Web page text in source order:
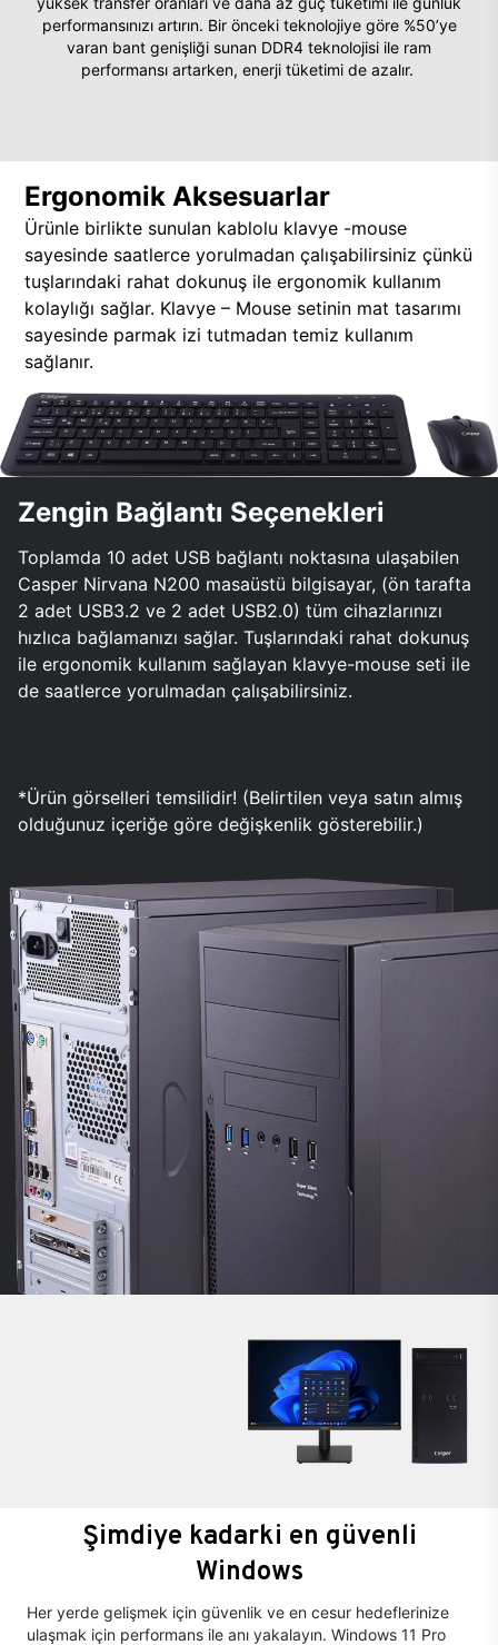
performansınızı artırın. Bir önceki teknolojiye göre %50’ye
varan bant genişliği sunan DDR4 teknolojisi ile ram
performansı artarken, enerji tüketimi de azalır.
Ergonomik Aksesuarlar
Ürünle birlikte sunulan kablolu klavye -mouse
sayesinde saatlerce yorulmadan çalışabilirsiniz çünkü
tuşlarındaki rahat dokunuş ile ergonomik kullanım
kolaylığı sağlar. Klavye – Mouse setinin mat tasarımı
sayesinde parmak izi tutmadan temiz kullanım
sağlanır.
Zengin Bağlantı Seçenekleri
Toplamda 10 adet USB bağlantı noktasına ulaşabilen
Casper Nirvana N200 masaüstü bilgisayar, (ön tarafta
2 adet USB3.2 ve 2 adet USB2.0) tüm cihazlarınızı
hızlıca bağlamanızı sağlar. Tuşlarındaki rahat dokunuş
ile ergonomik kullanım sağlayan klavye-mouse seti ile
de saatlerce yorulmadan çalışabilirsiniz.
*Ürün görselleri temsilidir! (Belirtilen veya satın almış
olduğunuz içeriğe göre değişkenlik gösterebilir.)
Şimdiye kadarki en güvenli
Windows
Her yerde gelişmek için güvenlik ve en cesur hedeflerinize
ulaşmak için performans ile anı yakalayın. Windows 11 Pro